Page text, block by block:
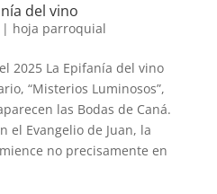
del vino
hoja parroquial
2025 La Epifanía del vino
“Misterios Luminosos”,
las Bodas de Caná.
el Evangelio de Juan, la
no precisamente en